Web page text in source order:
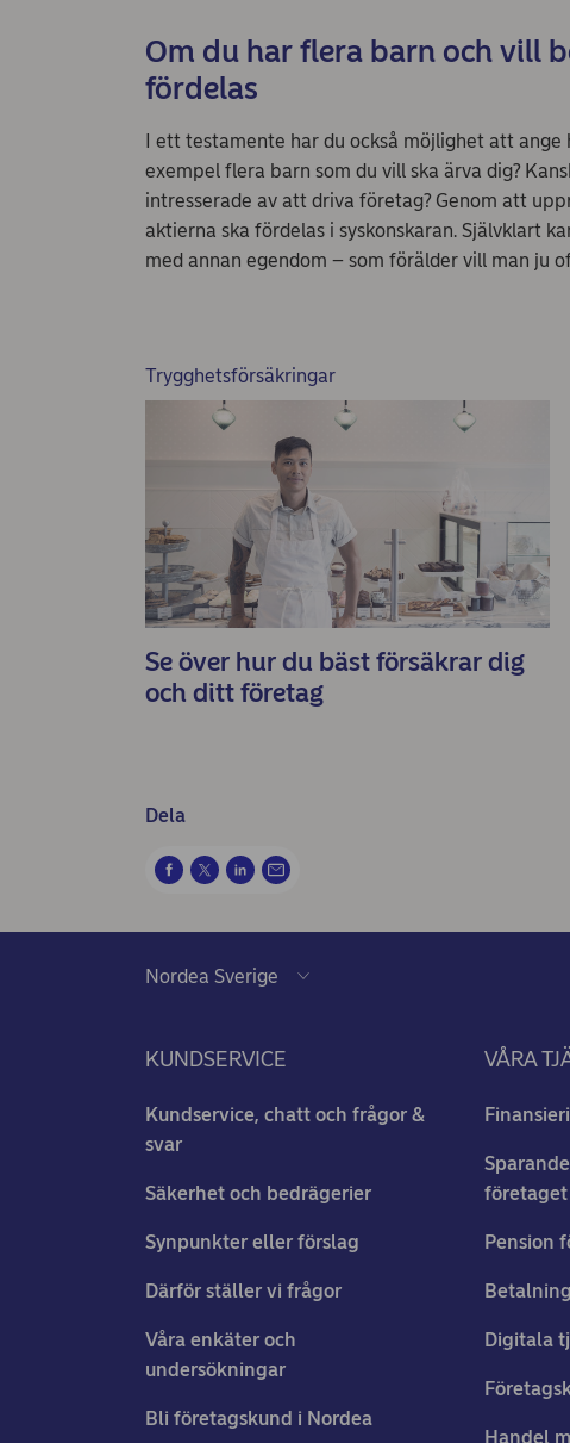
Om du har flera barn och vill
fördelas
I ett testamente har du också möjlighet att
exempel flera barn som du vill ska ärva dig?
intresserade av att driva företag? Genom att
aktierna ska fördelas i syskonskaran. Självklart
med annan egendom – som förälder vill man ju
Trygghetsförsäkringar
Se över hur du bäst försäkrar dig
och ditt företag
Dela
KUNDSERVICE
Kundservice, chatt och frågor &
svar
Säkerhet och bedrägerier
Synpunkter eller förslag
Därför ställer vi frågor
Våra enkäter och
undersökningar
Bli företagskund i Nordea
VÅRA
företaget
Pension
Digitala
Handel